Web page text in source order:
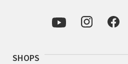
SHOPS